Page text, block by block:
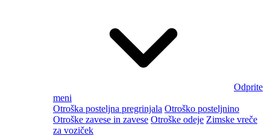
Odprite
meni
Otroška posteljna pregrinjala Otroško posteljnino
Otroške zavese in zavese Otroške odeje Zimske vreče
za voziček